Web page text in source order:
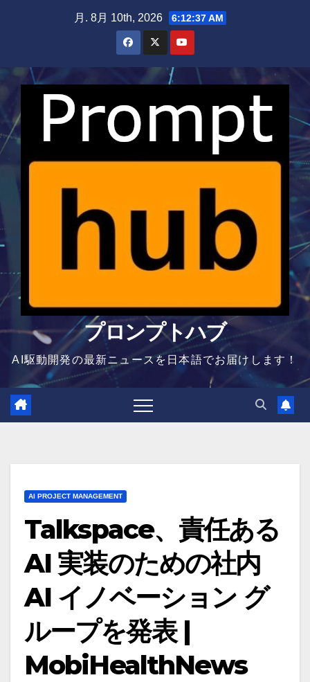
月. 8月 10th, 2026 6:12:38 AM
プロンプトハブ
AI駆動開発の最新ニュースを日本語でお届けします！
AI PROJECT MANAGEMENT
Talkspace、責任ある
AI 実装のための社内
AI イノベーション グ
ループを発表 |
MobiHealthNews